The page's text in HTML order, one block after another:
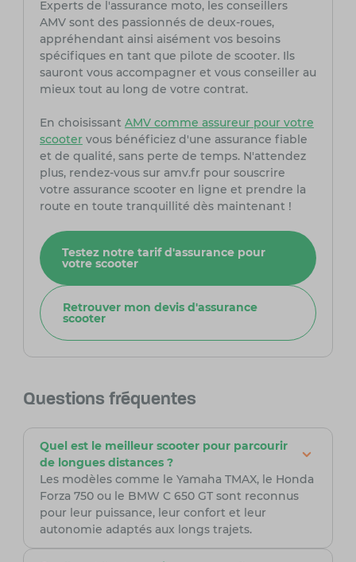
Experts de l'assurance moto, les conseillers
AMV sont des passionnés de deux-roues,
appréhendant ainsi aisément vos besoins
spécifiques en tant que pilote de scooter. Ils
sauront vous accompagner et vous conseiller au
mieux tout au long de votre contrat.
En choisissant AMV comme assureur pour votre
scootervous bénéficiez d'une assurance fiable
et de qualité, sans perte de temps. N'attendez
plus, rendez-vous sur amv.fr pour souscrire
votre assurance scooter en ligne et prendre la
route en toute tranquillité dès maintenant !
Testez notre tarif d'assurance pour
votre scooter
Retrouver mon devis d'assurance
scooter
Questions fréquentes
Quel est le meilleur scooter pour parcourir
de longues distances ?
Les modèles comme le Yamaha TMAX, le Honda
Forza 750 ou le BMW C 650 GT sont reconnus
pour leur puissance, leur confort et leur
autonomie adaptés aux longs trajets.